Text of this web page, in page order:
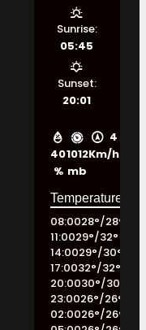
40
%
1012
mb
4
Km/h
Sunrise:
05:45
Sunset:
20:01
08:0028°/28°
11:0029°/32°
14:0029°/30°
17:0032°/32°
20:0030°/30
23:0026°/26°
02:0026°/26°